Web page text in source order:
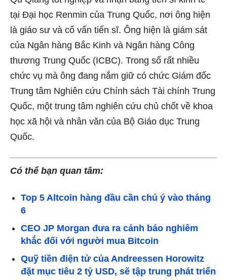
tại Đại học Renmin của Trung Quốc, nơi ông hiện
là giáo sư và cố vấn tiến sĩ. Ông hiện là giám sát
của Ngân hàng Bắc Kinh và Ngân hàng Công
thương Trung Quốc (ICBC). Trong số rất nhiều
chức vụ mà ông đang nắm giữ có chức Giám đốc
Trung tâm Nghiên cứu Chính sách Tài chính Trung
Quốc, một trung tâm nghiên cứu chủ chốt về khoa
học xã hội và nhân văn của Bộ Giáo dục Trung
Quốc.
Có thể bạn quan tâm:
Top 5 Altcoin hàng đầu cần chú ý vào tháng
6
CEO JP Morgan đưa ra cảnh báo nghiêm
khắc đối với người mua Bitcoin
Quỹ tiền điện tử của Andreessen Horowitz
đặt mục tiêu 2 tỷ USD, sẽ tập trung phát triển